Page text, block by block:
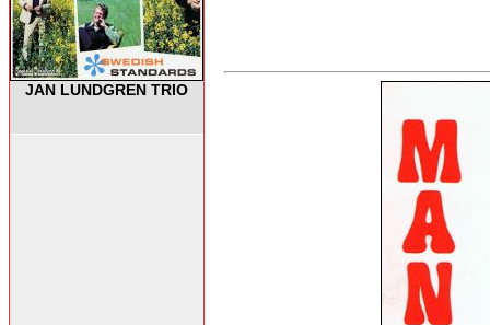
JAN LUNDGREN TRIO